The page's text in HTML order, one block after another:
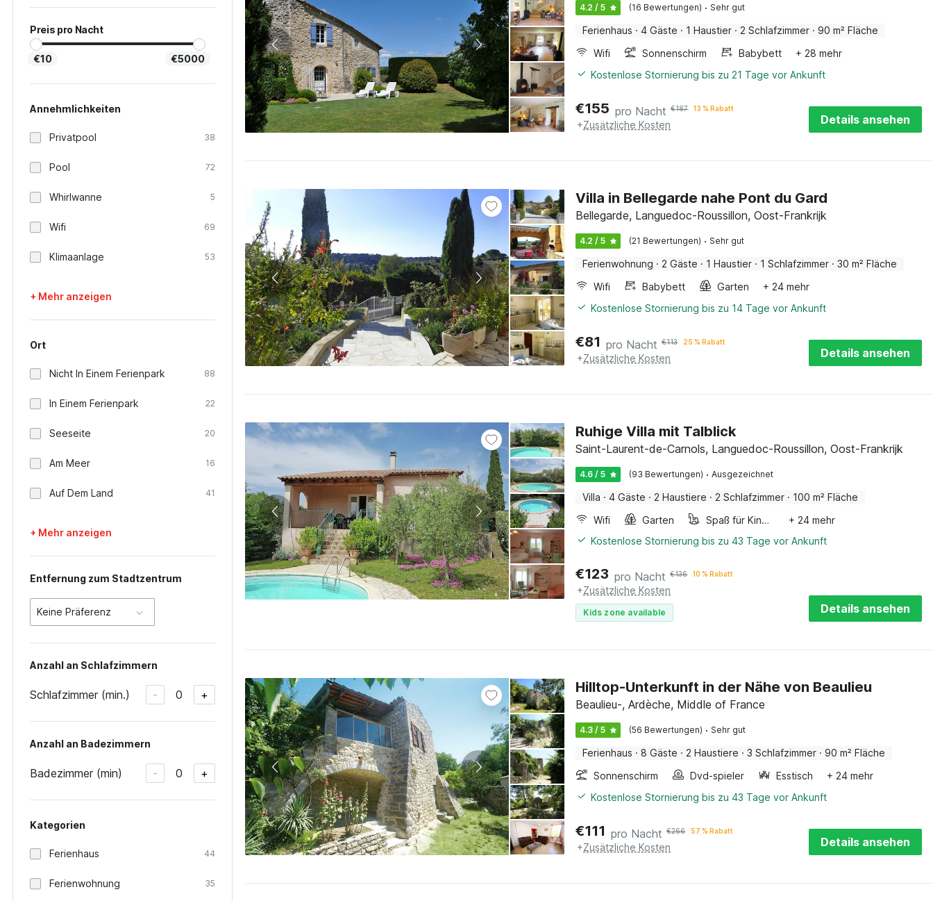
Preis pro Nacht
€10 €5000
Annehmlichkeiten
Privatpool 38
Pool 72
Whirlwanne 5
Wifi 69
Klimaanlage 53
+ Mehr anzeigen
Ort
Nicht In Einem Ferienpark 88
In Einem Ferienpark 22
Seeseite 20
Am Meer 16
Auf Dem Land 41
+ Mehr anzeigen
Entfernung zum Stadtzentrum
Keine Präferenz
Anzahl an Schlafzimmern
Schlafzimmer (min.) - 0 +
Anzahl an Badezimmern
Badezimmer (min) - 0 +
Kategorien
Ferienhaus 44
Ferienwohnung 35
4.2 / 5 (16 Bewertungen) · Sehr gut
Ferienhaus · 4 Gäste · 1 Haustier · 2 Schlafzimmer · 90 m² Fläche
Wifi
Sonnenschirm Babybett
+ 28 mehr
Kostenlose Stornierung bis zu 21 Tage vor Ankunft
€155 pro Nacht €187 13 % Rabatt
+Zusätzliche Kosten Details ansehen
Villa in Bellegarde nahe Pont du Gard
Bellegarde, Languedoc-Roussillon, Oost-Frankrijk
4.2 / 5 (21 Bewertungen) · Sehr gut
Ferienwohnung · 2 Gäste · 1 Haustier · 1 Schlafzimmer · 30 m² Fläche
Wifi
Babybett Garten
+ 24 mehr
Kostenlose Stornierung bis zu 14 Tage vor Ankunft
€81 pro Nacht €113 25 % Rabatt
+Zusätzliche Kosten Details ansehen
Ruhige Villa mit Talblick
Saint-Laurent-de-Carnols, Languedoc-Roussillon, Oost-Frankrijk
4.6 / 5 (93 Bewertungen) · Ausgezeichnet
Villa · 4 Gäste · 2 Haustiere · 2 Schlafzimmer · 100 m² Fläche
Wifi
Garten Spaß für Kinder
+ 24 mehr
Kostenlose Stornierung bis zu 43 Tage vor Ankunft
€123 pro Nacht €136 10 % Rabatt
+Zusätzliche Kosten
Kids zone available Details ansehen
Hilltop-Unterkunft in der Nähe von Beaulieu
Beaulieu-, Ardèche, Middle of France
4.3 / 5 (56 Bewertungen) · Sehr gut
Ferienhaus · 8 Gäste · 2 Haustiere · 3 Schlafzimmer · 90 m² Fläche
Sonnenschirm
Dvd-spieler Esstisch
+ 24 mehr
Kostenlose Stornierung bis zu 43 Tage vor Ankunft
€111 pro Nacht €266 57 % Rabatt
+Zusätzliche Kosten Details ansehen